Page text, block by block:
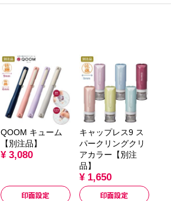
QOOM キューム
【別注品】
¥ 3,080
印面設定
キャップレス9 ス
パークリングクリ
アカラー【別注
品】
¥ 1,650
印面設定